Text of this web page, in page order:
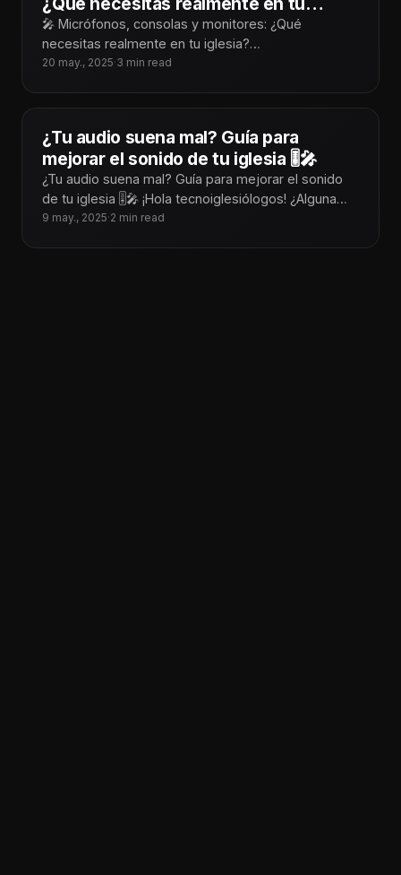
iglesia?
🎤 Micrófonos, consolas y monitores: ¿Qué
necesitas realmente en tu iglesia?
¡Tecnoiglesiólogos! Cuando hablamos de audio para
20 may., 2025·3 min read
¿Tu audio suena mal? Guía para
mejorar el sonido de tu iglesia 🎚️🎤
¿Tu audio suena mal? Guía para mejorar el sonido
de tu iglesia 🎚️🎤 ¡Hola tecnoiglesiólogos! ¿Alguna
vez has estado en medio
9 may., 2025·2 min read